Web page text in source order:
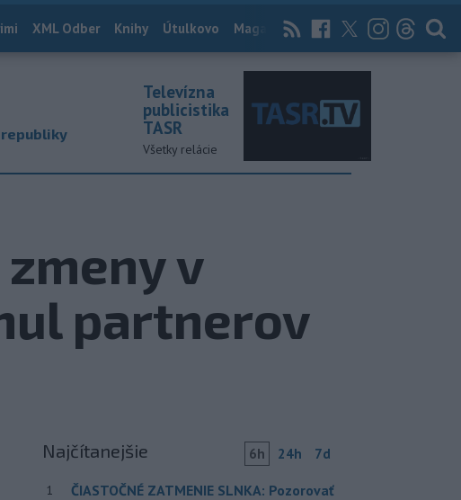
XML Odber Knihy Útulkovo Magazín News Now Archív
Televízna
publicistika
TASR
Všetky relácie
v
partnerov
Najčítanejšie 6h 24h 7d
1
ČIASTOČNÉ ZATMENIE SLNKA: Pozorovať